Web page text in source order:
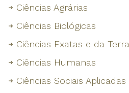
Ciências Agrárias
Ciências Biológicas
Ciências Exatas e da Terra
Ciências Humanas
Ciências Sociais Aplicadas